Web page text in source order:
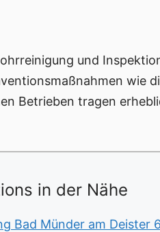
und
wie
Betrieben tragen
in der Nähe
Bad Münder am Deister